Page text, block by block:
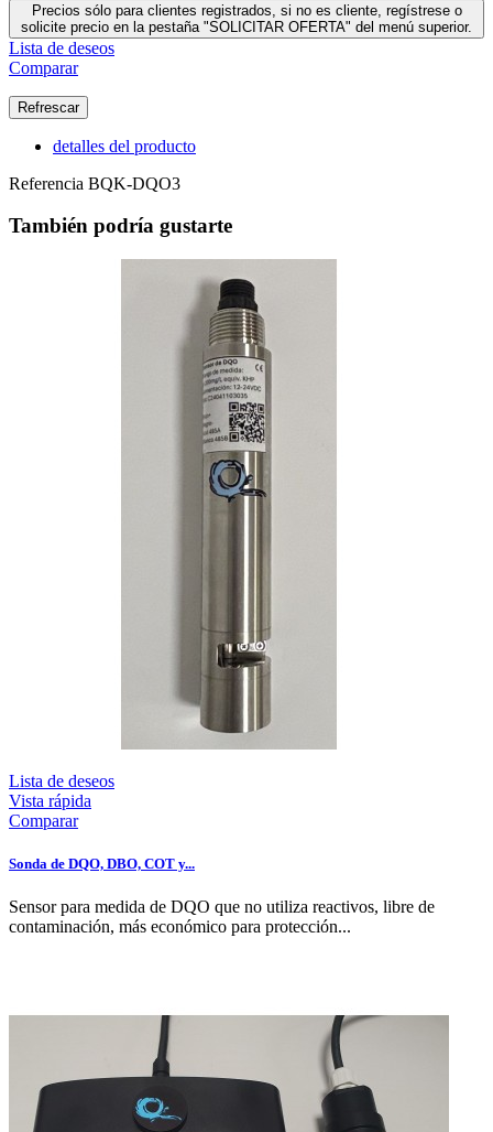
Precios sólo para clientes registrados, si no es cliente, regístrese o
solicite precio en la pestaña "SOLICITAR OFERTA" del menú superior.
Lista de deseos
Comparar
detalles del producto
Referencia BQK-DQO3
También podría gustarte
Lista de deseos
Vista rápida
Comparar
Sonda de DQO, DBO, COT y...
Sensor para medida de DQO que no utiliza reactivos, libre de
contaminación, más económico para protección...